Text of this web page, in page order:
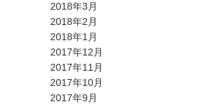
2018年3月
2018年2月
2018年1月
2017年12月
2017年11月
2017年10月
2017年9月